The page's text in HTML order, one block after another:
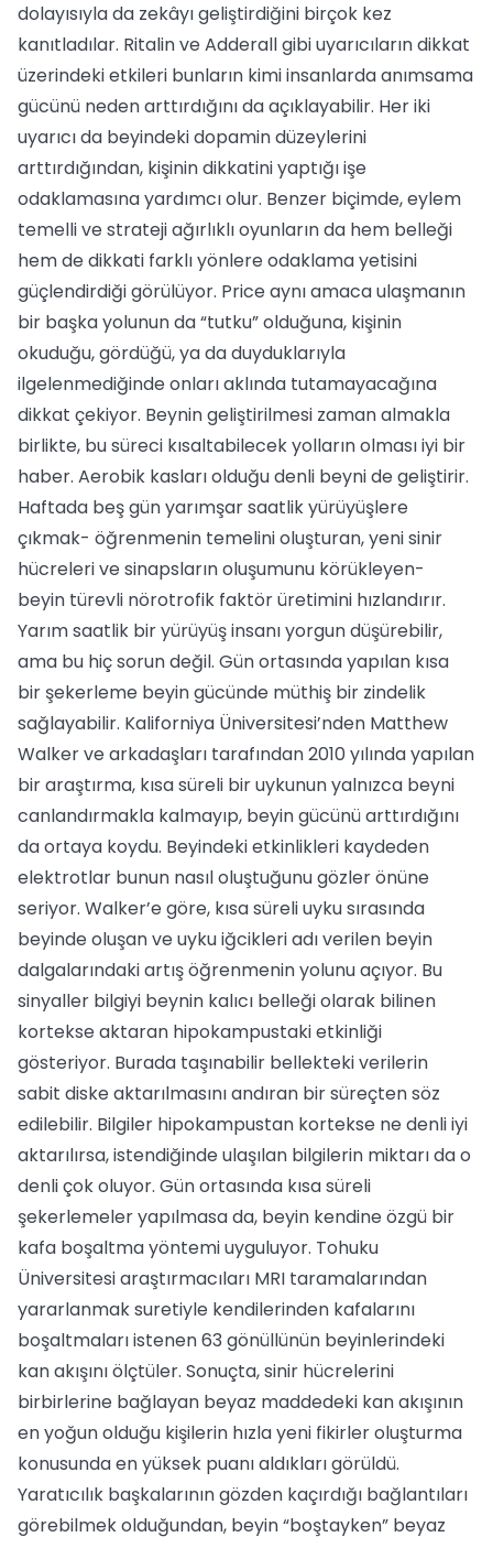
dolayısıyla da zekâyı geliştirdiğini birçok kez
kanıtladılar. Ritalin ve Adderall gibi uyarıcıların dikkat
üzerindeki etkileri bunların kimi insanlarda anımsama
gücünü neden arttırdığını da açıklayabilir. Her iki
uyarıcı da beyindeki dopamin düzeylerini
arttırdığından, kişinin dikkatini yaptığı işe
odaklamasına yardımcı olur. Benzer biçimde, eylem
temelli ve strateji ağırlıklı oyunların da hem belleği
hem de dikkati farklı yönlere odaklama yetisini
güçlendirdiği görülüyor. Price aynı amaca ulaşmanın
bir başka yolunun da “tutku” olduğuna, kişinin
okuduğu, gördüğü, ya da duyduklarıyla
ilgelenmediğinde onları aklında tutamayacağına
dikkat çekiyor. Beynin geliştirilmesi zaman almakla
birlikte, bu süreci kısaltabilecek yolların olması iyi bir
haber. Aerobik kasları olduğu denli beyni de geliştirir.
Haftada beş gün yarımşar saatlik yürüyüşlere
çıkmak- öğrenmenin temelini oluşturan, yeni sinir
hücreleri ve sinapsların oluşumunu körükleyen-
beyin türevli nörotrofik faktör üretimini hızlandırır.
Yarım saatlik bir yürüyüş insanı yorgun düşürebilir,
ama bu hiç sorun değil. Gün ortasında yapılan kısa
bir şekerleme beyin gücünde müthiş bir zindelik
sağlayabilir. Kaliforniya Üniversitesi’nden Matthew
Walker ve arkadaşları tarafından 2010 yılında yapılan
bir araştırma, kısa süreli bir uykunun yalnızca beyni
canlandırmakla kalmayıp, beyin gücünü arttırdığını
da ortaya koydu. Beyindeki etkinlikleri kaydeden
elektrotlar bunun nasıl oluştuğunu gözler önüne
seriyor. Walker’e göre, kısa süreli uyku sırasında
beyinde oluşan ve uyku iğcikleri adı verilen beyin
dalgalarındaki artış öğrenmenin yolunu açıyor. Bu
sinyaller bilgiyi beynin kalıcı belleği olarak bilinen
kortekse aktaran hipokampustaki etkinliği
gösteriyor. Burada taşınabilir bellekteki verilerin
sabit diske aktarılmasını andıran bir süreçten söz
edilebilir. Bilgiler hipokampustan kortekse ne denli iyi
aktarılırsa, istendiğinde ulaşılan bilgilerin miktarı da o
denli çok oluyor. Gün ortasında kısa süreli
şekerlemeler yapılmasa da, beyin kendine özgü bir
kafa boşaltma yöntemi uyguluyor. Tohuku
Üniversitesi araştırmacıları MRI taramalarından
yararlanmak suretiyle kendilerinden kafalarını
boşaltmaları istenen 63 gönüllünün beyinlerindeki
kan akışını ölçtüler. Sonuçta, sinir hücrelerini
birbirlerine bağlayan beyaz maddedeki kan akışının
en yoğun olduğu kişilerin hızla yeni fikirler oluşturma
konusunda en yüksek puanı aldıkları görüldü.
Yaratıcılık başkalarının gözden kaçırdığı bağlantıları
görebilmek olduğundan, beyin “boştayken” beyaz